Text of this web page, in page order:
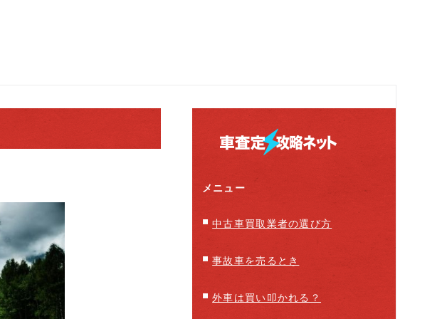
メニュー
中古車買取業者の選び方
事故車を売るとき
外車は買い叩かれる？